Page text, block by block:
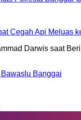
Cegah Api Meluas
Banggai